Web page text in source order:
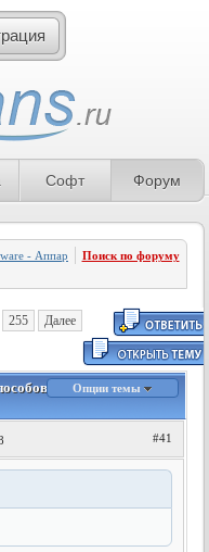
Софт Форум
- Аппаратное обеспечение»
Поиск по форуму
255 Далее
охлаждения
Опции темы
#41